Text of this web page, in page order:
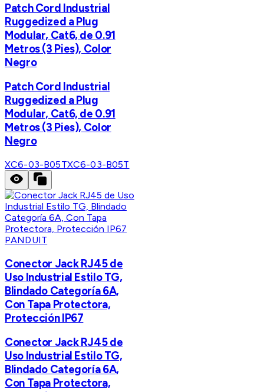
Patch Cord Industrial
Ruggedized a Plug
Modular, Cat6, de 0.91
Metros (3 Pies), Color
Negro
Patch Cord Industrial
Ruggedized a Plug
Modular, Cat6, de 0.91
Metros (3 Pies), Color
Negro
XC6-03-B05TXC6-03-B05T
PANDUIT
Conector Jack RJ45 de
Uso Industrial Estilo TG,
Blindado Categoría 6A,
Con Tapa Protectora,
Protección IP67
Conector Jack RJ45 de
Uso Industrial Estilo TG,
Blindado Categoría 6A,
Con Tapa Protectora,